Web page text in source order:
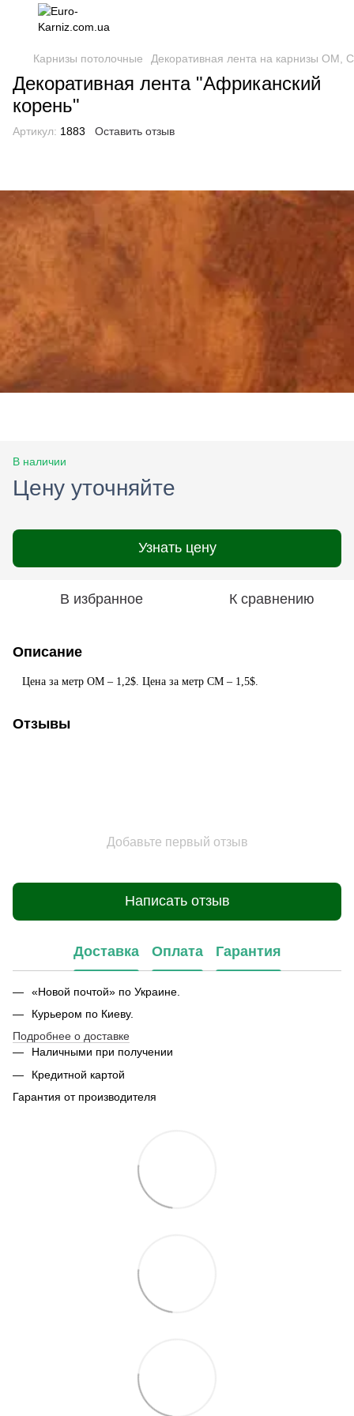
Карнизы потолочные Декоративная лента на карнизы ОМ,
Декоративная лента "Африканский
корень"
Артикул: 1883 Оставить отзыв
В наличии
Цену уточняйте
Узнать цену
В избранное К сравнению
Описание
Цена за метр ОМ – 1,2$. Цена за метр CМ – 1,5$.
Отзывы
Добавьте первый отзыв
Написать отзыв
Доставка Оплата Гарантия
«Новой почтой» по Украине.
Курьером по Киеву.
Подробнее о доставке
Наличными при получении
Кредитной картой
Гарантия от производителя